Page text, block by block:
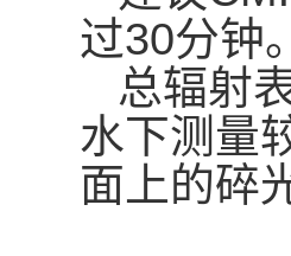
过30分钟
总辐射
水下测量
面上的碎